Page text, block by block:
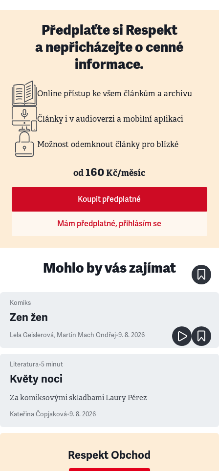
Předplaťte si Respekt
a nepřicházejte o cenné
informace.
Online přístup ke všem článkům a archivu
Články i v audioverzi a mobilní aplikaci
Možnost odemknout články pro blízké
od160Kč/měsíc
Koupit předplatné
Mám předplatné, přihlásím se
Mohlo by vás zajímat
Komiks
Zen žen
Lela Geislerová, Martin Mach Ondřej•9. 8. 2026
Literatura•5 minut
Květy noci
Za komiksovými skladbami Laury Pérez
Kateřina Čopjaková•9. 8. 2026
Respekt Obchod